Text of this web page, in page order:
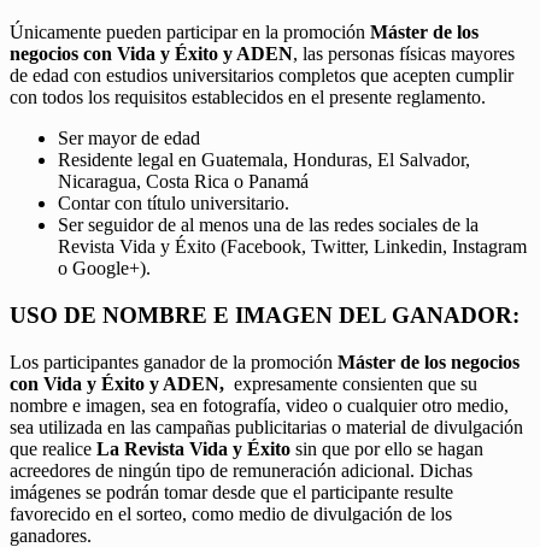
Únicamente pueden participar en la promoción Máster de los
negocios con Vida y Éxito y ADEN, las personas físicas mayores
de edad con estudios universitarios completos que acepten cumplir
con todos los requisitos establecidos en el presente reglamento.
Ser mayor de edad
Residente legal en Guatemala, Honduras, El Salvador,
Nicaragua, Costa Rica o Panamá
Contar con título universitario.
Ser seguidor de al menos una de las redes sociales de la
Revista Vida y Éxito (Facebook, Twitter, Linkedin, Instagram
o Google+).
USO DE NOMBRE E IMAGEN DEL GANADOR:
Los participantes ganador de la promoción Máster de los negocios
con Vida y Éxito y ADEN, expresamente consienten que su
nombre e imagen, sea en fotografía, video o cualquier otro medio,
sea utilizada en las campañas publicitarias o material de divulgación
que realice La Revista Vida y Éxito sin que por ello se hagan
acreedores de ningún tipo de remuneración adicional. Dichas
imágenes se podrán tomar desde que el participante resulte
favorecido en el sorteo, como medio de divulgación de los
ganadores.